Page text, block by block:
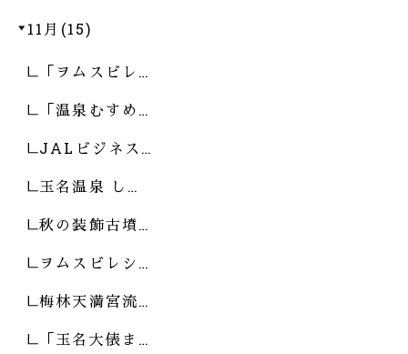
11月(15)
「ヲムスビレ…
「温泉むすめ…
JALビジネス…
玉名温泉 し…
秋の装飾古墳…
ヲムスビレシ…
梅林天満宮流…
「玉名大俵ま…